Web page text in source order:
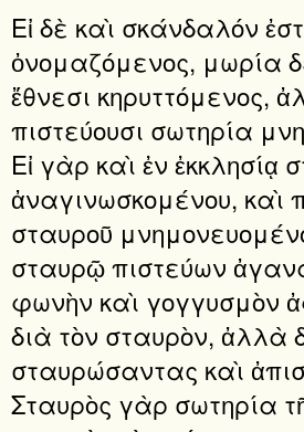
Εἰ δὲ καὶ σκάνδαλόν
ὀνομαζόμενος, μωρία
ἔθνεσι κηρυττόμενος,
πιστεύουσι σωτηρία
Εἰ γὰρ καὶ ἐν ἐκκλησίᾳ
ἀναγινωσκομένου, καὶ
σταυροῦ
σταυρῷ πιστεύων
φωνὴν καὶ γογγυσμὸν
διὰ τὸν σταυρὸν, ἀλλὰ
σταυρώσαντας καὶ
Σταυρὸς γὰρ σωτηρία